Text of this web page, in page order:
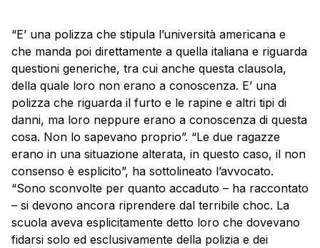
“E’ una polizza che stipula l’università americana e
che manda poi direttamente a quella italiana e riguarda
questioni generiche, tra cui anche questa clausola,
della quale loro non erano a conoscenza. E’ una
polizza che riguarda il furto e le rapine e altri tipi di
danni, ma loro neppure erano a conoscenza di questa
cosa. Non lo sapevano proprio”. “Le due ragazze
erano in una situazione alterata, in questo caso, il non
consenso è esplicito”, ha sottolineato l’avvocato.
“Sono sconvolte per quanto accaduto – ha raccontato
– si devono ancora riprendere dal terribile choc. La
scuola aveva esplicitamente detto loro che dovevano
fidarsi solo ed esclusivamente della polizia e dei